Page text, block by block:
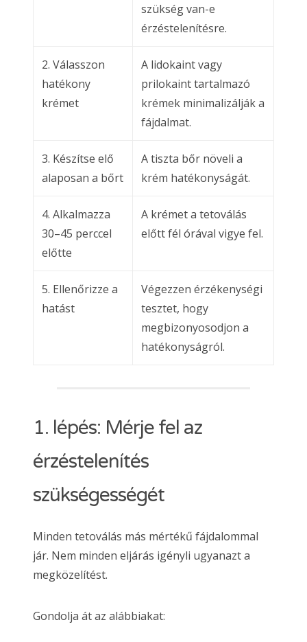
szükség van-e
érzéstelenítésre.
2. Válasszon
hatékony
krémet
A lidokaint vagy
prilokaint tartalmazó
krémek minimalizálják a
fájdalmat.
3. Készítse elő
alaposan a bőrt
A tiszta bőr növeli a
krém hatékonyságát.
4. Alkalmazza
30–45 perccel
előtte
A krémet a tetoválás
előtt fél órával vigye fel.
5. Ellenőrizze a
hatást
Végezzen érzékenységi
tesztet, hogy
megbizonyosodjon a
hatékonyságról.
1. lépés: Mérje fel az
érzéstelenítés
szükségességét
Minden tetoválás más mértékű fájdalommal
jár. Nem minden eljárás igényli ugyanazt a
megközelítést.
Gondolja át az alábbiakat: